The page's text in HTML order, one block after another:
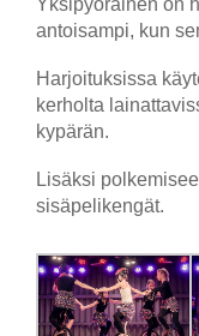
Yksipyöräinen on
antoisampi, kun
Harjoituksissa
kerholta
kypärän.
Lisäksi
sisäpelikengät.